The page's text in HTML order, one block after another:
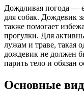
Дождливая погода —
для собак. Дождевик
также помогает
прогулки. Для
лужам и траве, такая
дождевик не должен
парить тело и обязан
Основные